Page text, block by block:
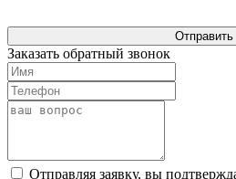
Отправить
Заказать обратный звонок
Отправляя заявку, вы